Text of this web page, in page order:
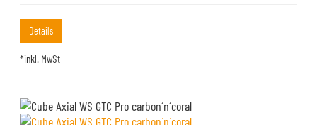
Details
*inkl. MwSt